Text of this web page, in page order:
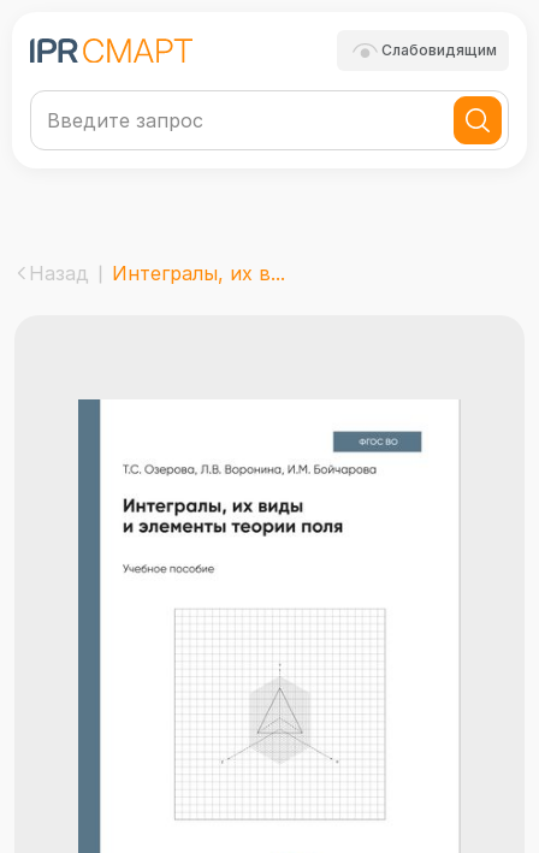
Слабовидящим
Назад Интегралы, их в...